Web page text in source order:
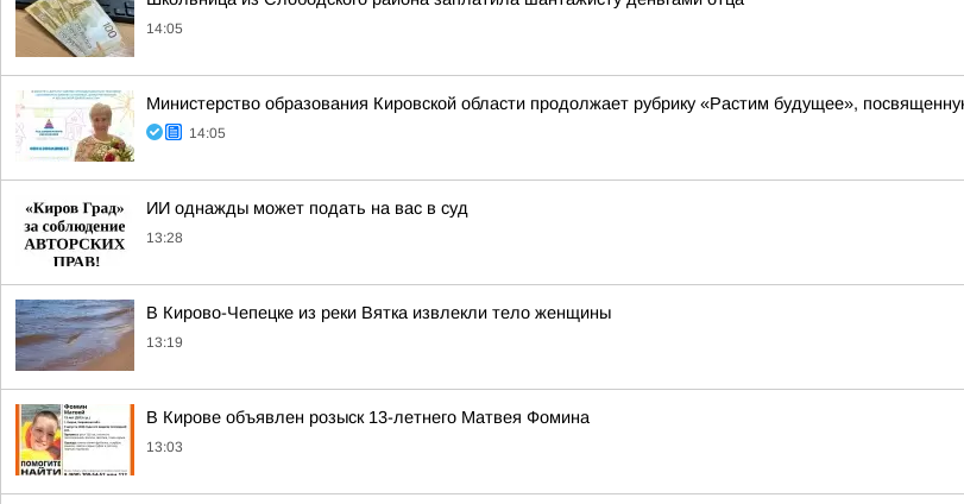
14:05
Министерство образования Кировской области продолжает рубрику «Растим будущее»,
14:05
ИИ однажды может подать на вас в суд
13:28
В Кирово-Чепецке из реки Вятка извлекли тело женщины
13:19
В Кирове объявлен розыск 13-летнего Матвея Фомина
13:03